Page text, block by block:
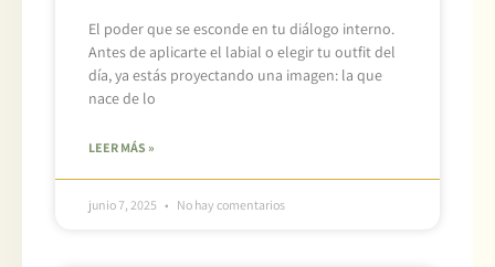
El poder que se esconde en tu diálogo interno.
Antes de aplicarte el labial o elegir tu outfit del
día, ya estás proyectando una imagen: la que
nace de lo
LEER MÁS »
junio 7, 2025 No hay comentarios